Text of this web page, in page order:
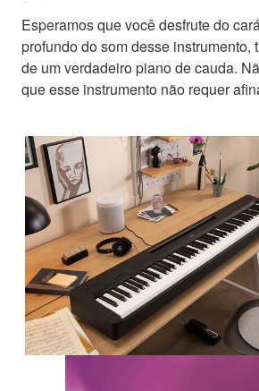
Esperamos que você desfrute do
profundo do som desse instrumento,
de um verdadeiro piano de cauda.
que esse instrumento não requer